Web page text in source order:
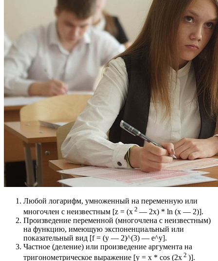
Любой логарифм, умноженный на переменную или
многочлен с неизвестным [z = (x 2 — 2x) * ln (x — 2)].
Произведение переменной (многочлена с неизвестным)
на функцию, имеющую экспоненциальный или
показательный вид [f = (y — 2)^(3) — e^y].
Частное (деление) или произведение аргумента на
тригонометрическое выражение [y = x * cos (2x 2 )].